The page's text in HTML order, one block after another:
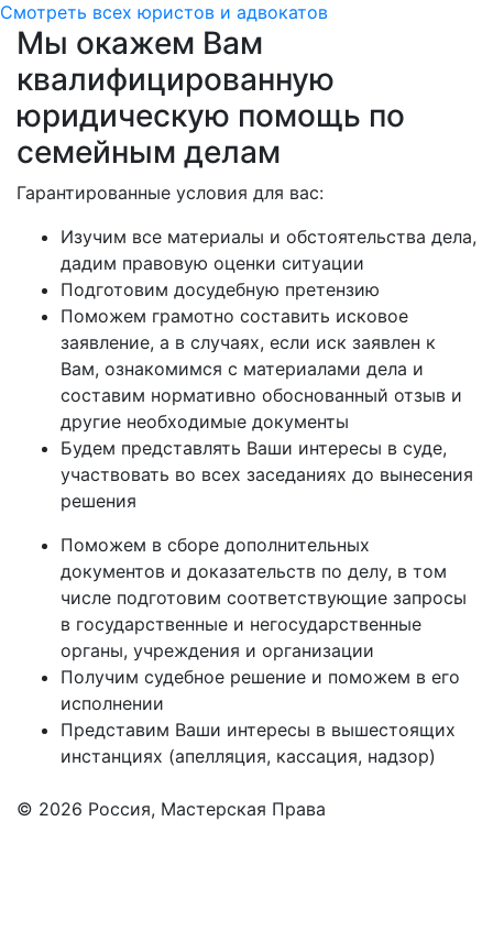
Смотреть всех юристов и адвокатов
Мы окажем Вам
квалифицированную
юридическую помощь по
семейным делам
Гарантированные условия для вас:
Изучим все материалы и обстоятельства дела,
дадим правовую оценки ситуации
Подготовим досудебную претензию
Поможем грамотно составить исковое
заявление, а в случаях, если иск заявлен к
Вам, ознакомимся с материалами дела и
составим нормативно обоснованный отзыв и
другие необходимые документы
Будем представлять Ваши интересы в суде,
участвовать во всех заседаниях до вынесения
решения
Поможем в сборе дополнительных
документов и доказательств по делу, в том
числе подготовим соответствующие запросы
в государственные и негосударственные
органы, учреждения и организации
Получим судебное решение и поможем в его
исполнении
Представим Ваши интересы в вышестоящих
инстанциях (апелляция, кассация, надзор)
© 2026 Россия, Мастерская Права